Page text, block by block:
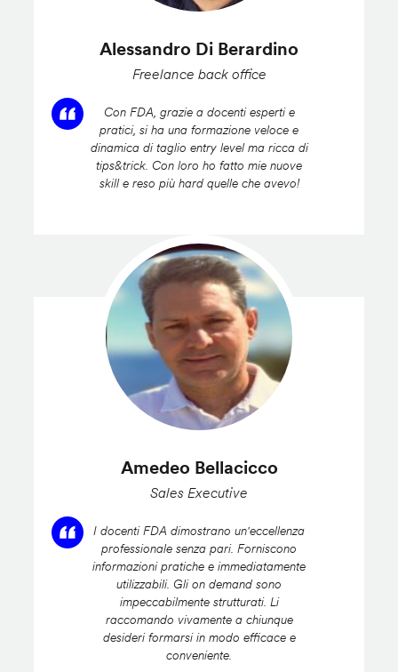
Alessandro Di Berardino
Freelance back office
Con FDA, grazie a docenti esperti e
pratici, si ha una formazione veloce e
dinamica di taglio entry level ma ricca di
tips&trick. Con loro ho fatto mie nuove
skill e reso più hard quelle che avevo!
Amedeo Bellacicco
Sales Executive
I docenti FDA dimostrano un'eccellenza
professionale senza pari. Forniscono
informazioni pratiche e immediatamente
utilizzabili. Gli on demand sono
impeccabilmente strutturati. Li
raccomando vivamente a chiunque
desideri formarsi in modo efficace e
conveniente.